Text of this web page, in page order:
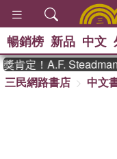
暢銷榜 新品 中文
肯定！A.F.
三民網路書店
中文